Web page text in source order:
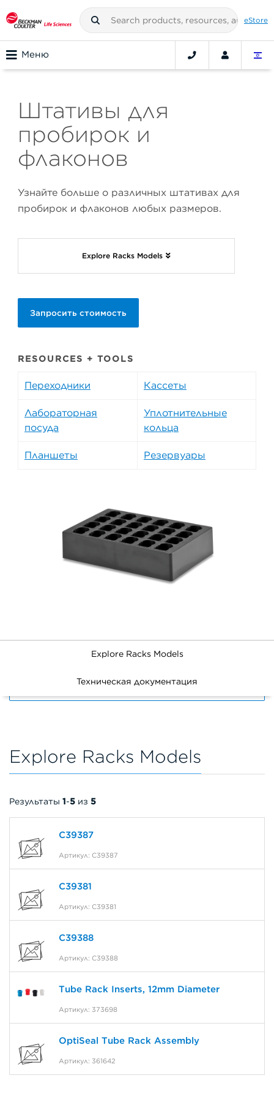
eStore
Меню
Штативы для
пробирок и
флаконов
Узнайте больше о различных штативах для
пробирок и флаконов любых размеров.
Explore Racks Models
Запросить стоимость
RESOURCES + TOOLS
Переходники Кассеты
Лабораторная
посуда
Уплотнительные
кольца
Планшеты Резервуары
Explore Racks Models
Техническая документация
Explore Racks Models
Результаты 1-5 из 5
C39387
Артикул: C39387
C39381
Артикул: C39381
C39388
Артикул: C39388
Tube Rack Inserts, 12mm Diameter
Артикул: 373698
OptiSeal Tube Rack Assembly
Артикул: 361642